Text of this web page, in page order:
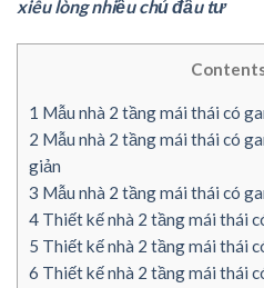
xiêu lòng nhiều chủ đầu tư
1 Mẫu nhà 2 tầng mái thái có
2 Mẫu nhà 2 tầng mái thái có
giản
3 Mẫu nhà 2 tầng mái thái có
4 Thiết kế nhà 2 tầng mái thái
5 Thiết kế nhà 2 tầng mái thái
6 Thiết kế nhà 2 tầng mái thái